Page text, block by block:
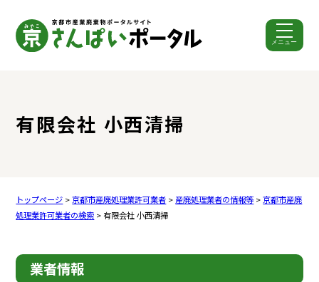
メニュー
有限会社 小西清掃
トップページ >京都市産廃処理業許可業者 > 産廃処理業者の情報等>京都市産廃
処理業許可業者の検索 > 有限会社 小西清掃
業者情報